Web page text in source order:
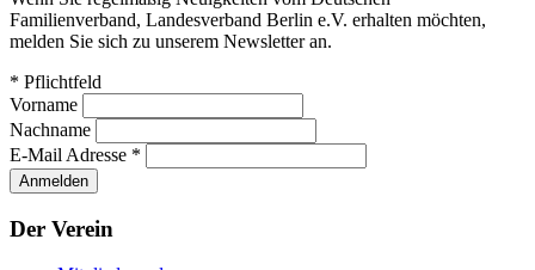
Familienverband, Landesverband Berlin e.V. erhalten möchten,
melden Sie sich zu unserem Newsletter an.
* Pflichtfeld
Vorname
Nachname
E-Mail Adresse *
Der Verein